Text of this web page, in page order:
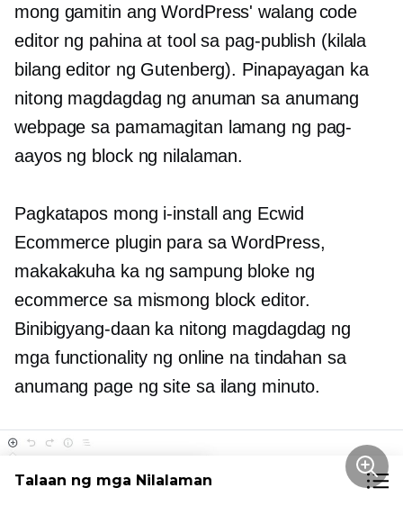
mong gamitin ang WordPress'walang code
editor ng pahina at tool sa pag-publish (kilala
bilang editor ng Gutenberg). Pinapayagan ka
nitong magdagdag ng anuman sa anumang
webpage sa pamamagitan lamang ng pag-
aayos ng block ng nilalaman.
Pagkatapos mong i-install ang Ecwid
Ecommerce plugin para sa WordPress,
makakakuha ka ng sampung bloke ng
ecommerce sa mismong block editor.
Binibigyang-daan ka nitong magdagdag ng
mga functionality ng online na tindahan sa
anumang page ng site sa ilang minuto.
Talaan ng mga Nilalaman